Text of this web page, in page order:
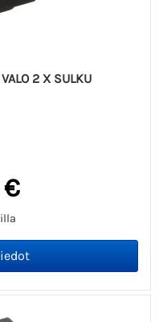
ORANSSI VALO 2 X SULKU